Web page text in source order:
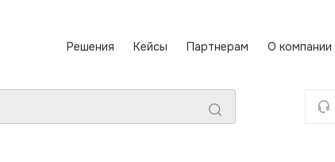
Решения Кейсы Партнерам О компании